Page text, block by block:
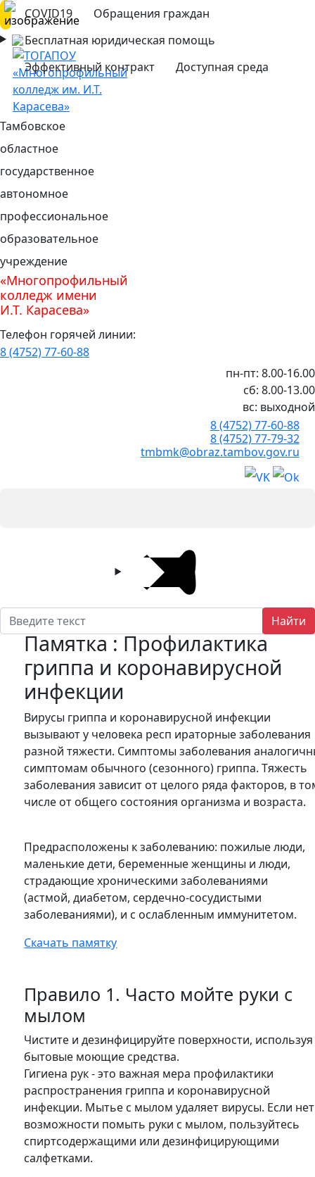
COVID19
Обращения граждан
Бесплатная юридическая помощь
Эффективный контракт
Доступная среда
Тамбовское
областное
государственное
автономное
профессиональное
образовательное
учреждение
«Многопрофильный
колледж имени
И.Т. Карасева»
Телефон горячей линии:
8 (4752) 77-60-88
пн-пт: 8.00-16.00
сб: 8.00-13.00
вс: выходной
8 (4752) 77-60-88
8 (4752) 77-79-32
tmbmk@obraz.tambov.gov.ru
Найти
Памятка : Профилактика
гриппа и коронавирусной
инфекции
Вирусы гриппа и коронавирусной инфекции
вызывают у человека респ ираторные заболевания
разной тяжести. Симптомы заболевания
симптомам обычного (сезонного) гриппа. Тяжесть
заболевания зависит от целого ряда факторов, в
числе от общего состояния организма и возраста.
Предрасположены к заболеванию: пожилые люди,
маленькие дети, беременные женщины и люди,
страдающие хроническими заболеваниями
(астмой, диабетом, сердечно-сосудистыми
заболеваниями), и с ослабленным иммунитетом.
Скачать памятку
Правило 1. Часто мойте руки с
мылом
Чистите и дезинфицируйте поверхности, используя
бытовые моющие средства.
Гигиена рук - это важная мера профилактики
распространения гриппа и коронавирусной
инфекции. Мытье с мылом удаляет вирусы. Если нет
возможности помыть руки с мылом, пользуйтесь
спиртсодержащими или дезинфицирующими
салфетками.